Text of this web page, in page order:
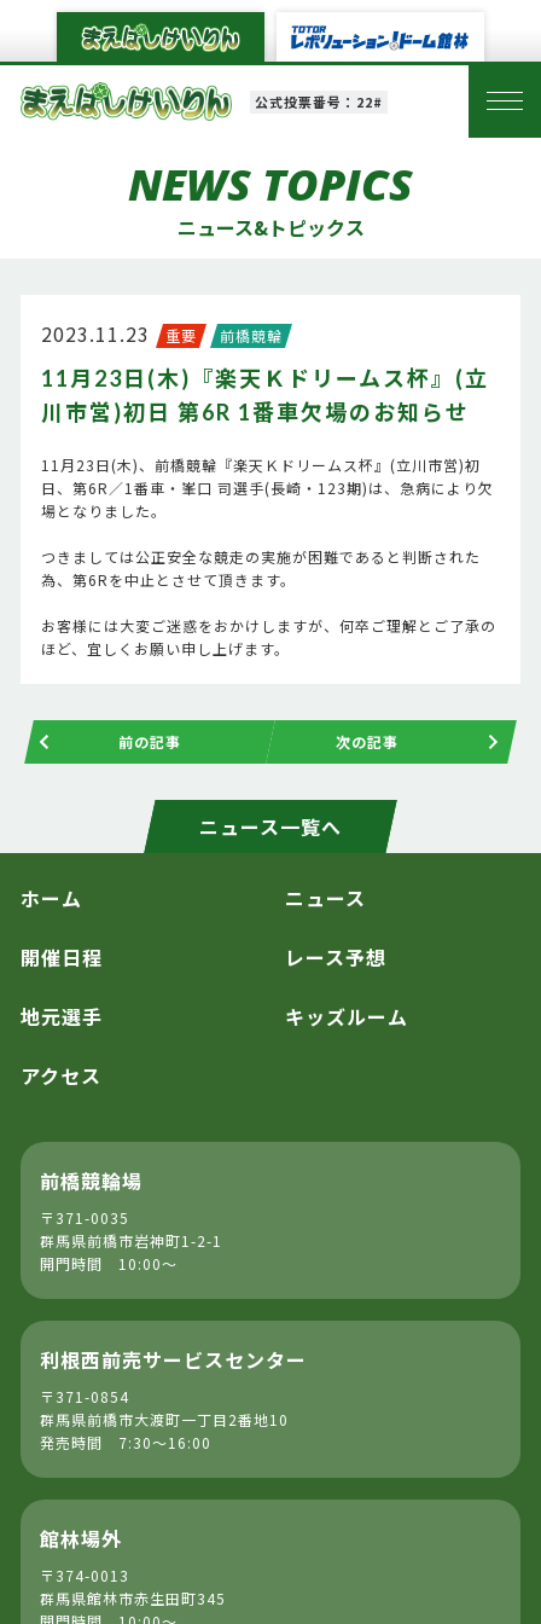
公式投票番号：22#
NEWS TOPICS
ニュース&トピックス
2023.11.23 重要 前橋競輪
11月23日(木)『楽天Ｋドリームス杯』(立
川市営)初日 第6R 1番車欠場のお知らせ
11月23日(木)、前橋競輪『楽天Ｋドリームス杯』(立川市営)初
日、第6R／1番車・峯口 司選手(長崎・123期)は、急病により欠
場となりました。
つきましては公正安全な競走の実施が困難であると判断された
為、第6Rを中止とさせて頂きます。
お客様には大変ご迷惑をおかけしますが、何卒ご理解とご了承の
ほど、宜しくお願い申し上げます。
前の記事 次の記事
ニュース一覧へ
ホーム ニュース
開催日程 レース予想
地元選手 キッズルーム
アクセス
前橋競輪場
〒371-0035
群馬県前橋市岩神町1-2-1
開門時間 10:00～
利根西前売サービスセンター
〒371-0854
群馬県前橋市大渡町一丁目2番地10
発売時間 7:30～16:00
館林場外
〒374-0013
群馬県館林市赤生田町345